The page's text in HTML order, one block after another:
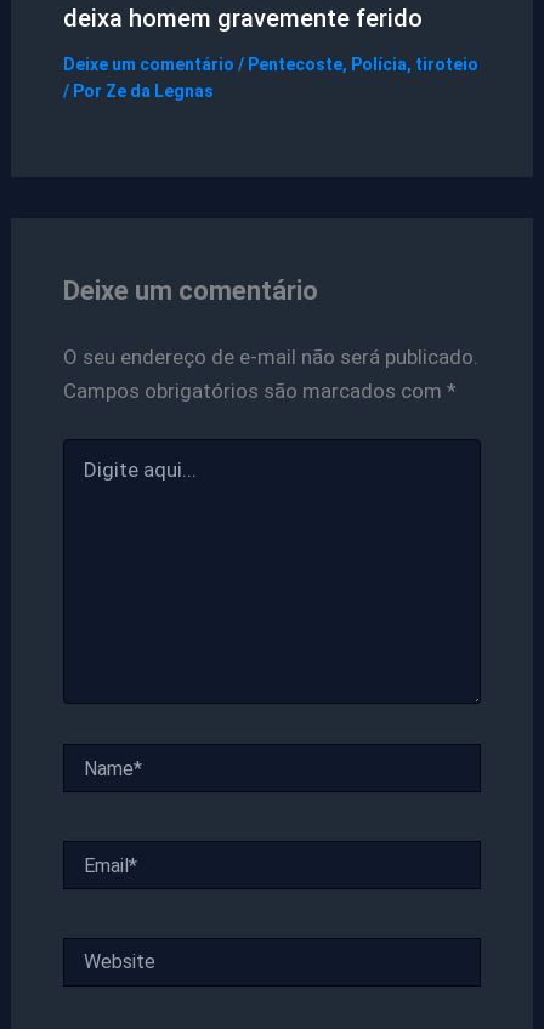
deixa homem gravemente ferido
Deixe um comentário / Pentecoste, Polícia, tiroteio
/ Por Ze da Legnas
Deixe um comentário
O seu endereço de e-mail não será publicado.
Campos obrigatórios são marcados com *
aqui...